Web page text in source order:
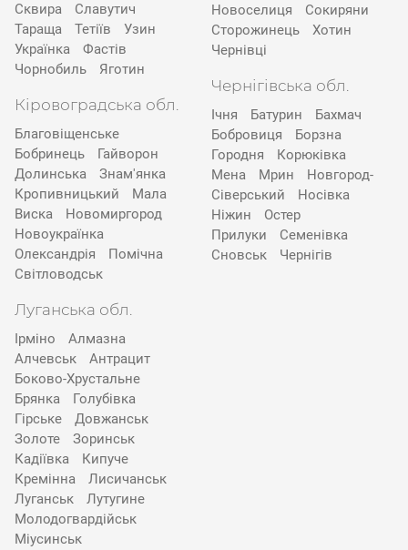
Сквира
Славутич
Тараща
Тетіїв
Узин
Українка
Фастів
Чорнобиль
Яготин
Кіровоградська обл.
Благовіщенське
Бобринець
Гайворон
Долинська
Знам'янка
Кропивницький
Мала
Виска
Новомиргород
Новоукраїнка
Олександрія
Помічна
Світловодськ
Луганська обл.
Ірміно
Алмазна
Алчевськ
Антрацит
Боково-Хрустальне
Брянка
Голубівка
Гірське
Довжанськ
Золоте
Зоринськ
Кадіївка
Кипуче
Кремінна
Лисичанськ
Луганськ
Лутугине
Молодогвардійськ
Міусинськ
Новоселиця
Сокиряни
Сторожинець
Хотин
Чернівці
Чернігівська обл.
Ічня Батурин
Бахмач
Бобровиця
Борзна
Городня
Корюківка
Мена
Мрин
Новгород-
Сіверський
Носівка
Ніжин
Остер
Прилуки
Семенівка
Сновськ
Чернігів